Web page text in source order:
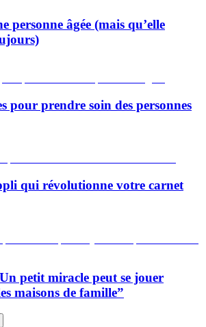
personne âgée (mais qu’elle
pour prendre soin des personnes
qui révolutionne votre carnet
petit miracle peut se jouer
maisons de famille”